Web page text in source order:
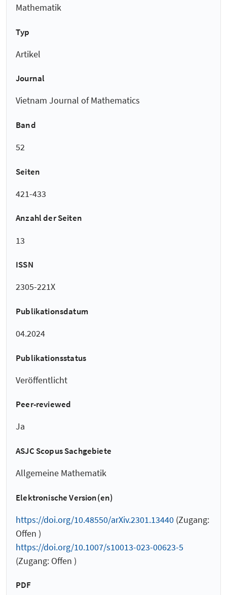
Mathematik
Typ
Artikel
Journal
Vietnam Journal of Mathematics
Band
52
Seiten
421-433
Anzahl der Seiten
13
ISSN
2305-221X
Publikationsdatum
04.2024
Publikationsstatus
Veröffentlicht
Peer-reviewed
Ja
ASJC Scopus Sachgebiete
Allgemeine Mathematik
Elektronische Version(en)
https://doi.org/10.48550/arXiv.2301.13440 (Zugang:
Offen )
https://doi.org/10.1007/s10013-023-00623-5
(Zugang: Offen )
PDF